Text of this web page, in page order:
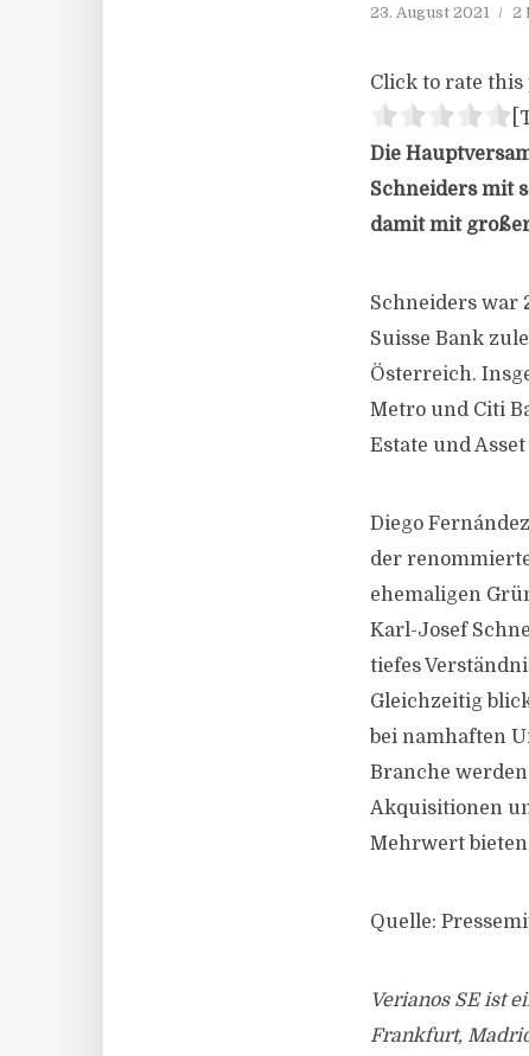
23. August 2021 2
Click to rate this
Die
Schneiders mit
damit mit
Schneiders war
Suisse Bank
Österreich.
Metro und Citi
Estate und
Diego
der
ehemaligen
Karl-Josef
tiefes
Gleichzeitig
bei namhaften
Branche
Akquisitionen
Mehrwert
Quelle:
Verianos SE ist
Frankfurt,